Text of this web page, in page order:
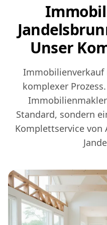
Unser
Immobilienverkauf
komplexer
Standard, sondern
Komplettservice